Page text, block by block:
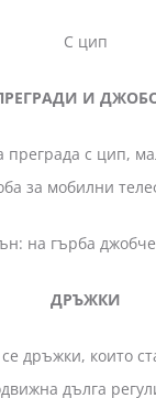
С цип
И
с цип,
за мобилни
на гърба
ДРЪЖКИ
дръжки, които
дълга